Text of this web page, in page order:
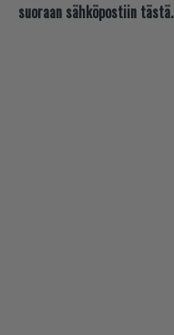
suoraan sähköpostiin tästä.